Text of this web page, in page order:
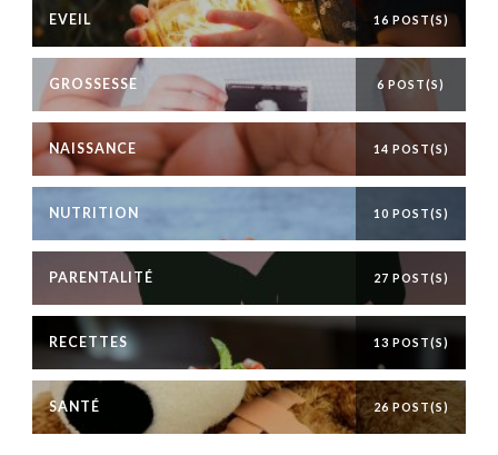
EVEIL 16 POST(S)
GROSSESSE 6 POST(S)
NAISSANCE 14 POST(S)
NUTRITION 10 POST(S)
PARENTALITÉ 27 POST(S)
RECETTES 13 POST(S)
SANTÉ 26 POST(S)